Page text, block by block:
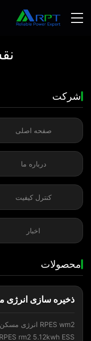
شرکت
صفحه اصلی
درباره ما
کنترل کیفیت
اخبار
محصولات
ذخیره سازی انرژی
RPES wm2 انرژی مسکن ذخیره سازی
RPES rm2 5.12kwh ESS نصب شده بر روی قفسه